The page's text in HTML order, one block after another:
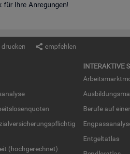
für Ihre An­re­gun­gen!
drucken empfehlen
(hoch­ge­rech­net)
IN­TER­AK­TI­VE
Be­ru­fe auf
Ent­gel­t­at­las